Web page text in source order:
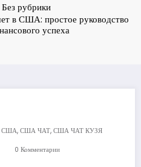
Без рубрики
в США: простое руководство
успеха
США, США ЧАТ, США ЧАТ КУЗЯ
0 Комментарии